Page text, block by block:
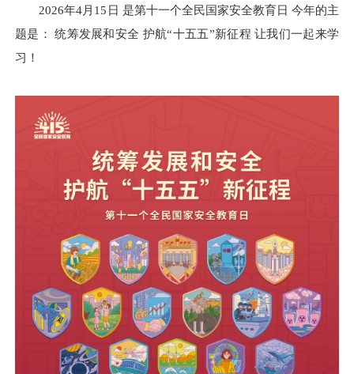
2026年4月15日 是第十一个全民国家安全教育日 今年的主
题是： 统筹发展和安全 护航“十五五”新征程 让我们一起来学
习！